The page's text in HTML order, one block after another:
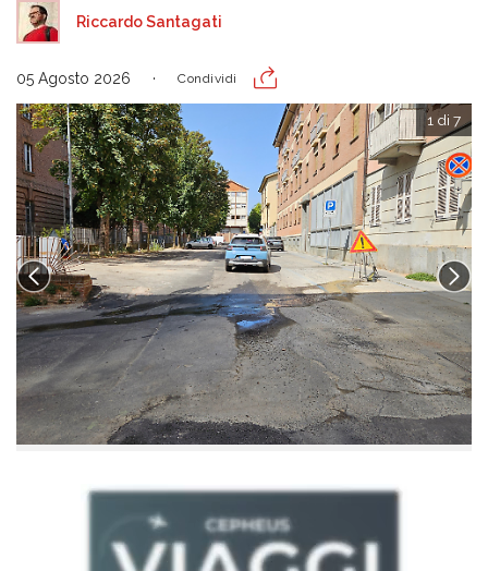
Riccardo Santagati
05 Agosto 2026 Condividi
1 di 7